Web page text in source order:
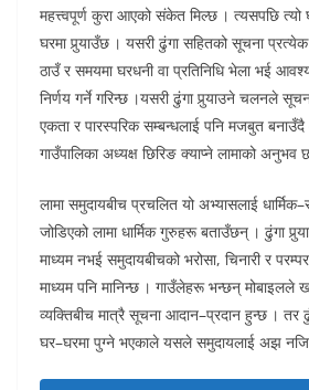
महत्त्वपूर्ण कुरा आएको संकेत मिल्छ । त्यसपछि त्यो
घरमा पुर्‍याउँछ । यसरी ढुंगा सहितको सूचना
ठाउँ र समयमा घरधनी वा प्रतिनिधि भेला भई
निर्णय गर्ने गरिन्छ ।यसरी ढुंगा पुर्‍याउने चलनले
एकता र पारस्परिक सम्बन्धलाई पनि मजबुत बनाउँदै
गाउँपालिका अध्यक्ष छिरिङ क्याप्ने लामाको अनुभव
लामा समुदायबीच प्रचलित यो अभ्यासलाई
जोडिएको लामा धार्मिक गुरुहरू बताउँछन् । ढुंगा
माध्यम नभई समुदायबीचको भरोसा, चिनारी र
माध्यम पनि मानिन्छ । गाउँलेहरू भन्छन् मोबाइलले
व्यक्तिबीच मात्रै सूचना आदान–प्रदान हुन्छ । तर
घर–घरमा पुग्ने भएकाले यसले समुदायलाई अझ